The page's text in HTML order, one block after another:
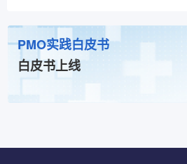
PMO实践白皮书
白皮书上线